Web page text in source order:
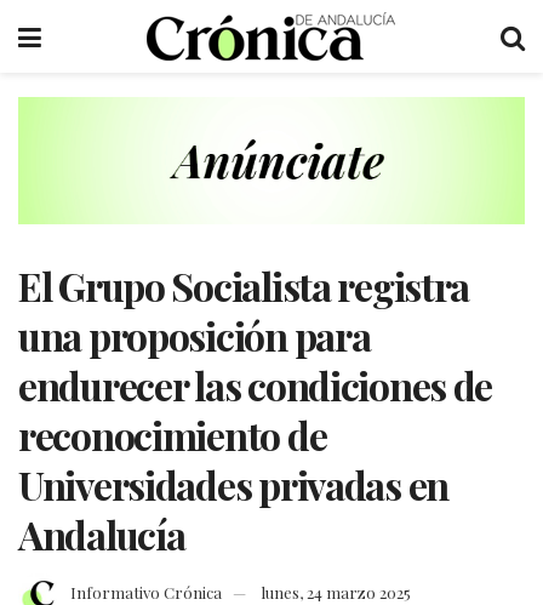
El Grupo Socialista registra
una proposición para
endurecer las condiciones de
reconocimiento de
Universidades privadas en
Andalucía
Informativo Crónica lunes, 24 marzo 2025